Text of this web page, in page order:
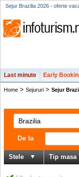
Sejur Brazilia 2026 - oferte
Last minute Early
Home > Sejururi > Sejur
De la
Stele Tip masa